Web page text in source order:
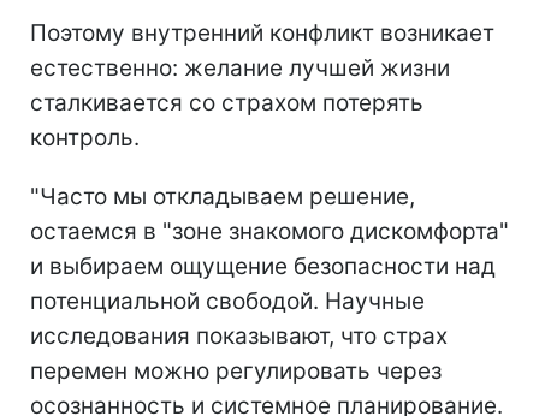
Поэтому внутренний конфликт возникает
естественно: желание лучшей жизни
сталкивается со страхом потерять
контроль.
"Часто мы откладываем решение,
остаемся в "зоне знакомого дискомфорта"
и выбираем ощущение безопасности над
потенциальной свободой. Научные
исследования показывают, что страх
перемен можно регулировать через
осознанность и системное планирование.